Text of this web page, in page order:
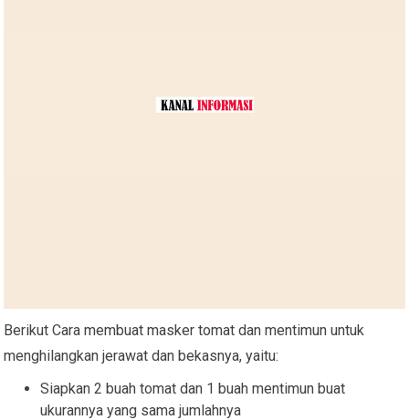
Berikut Cara membuat masker tomat dan mentimun untuk
menghilangkan jerawat dan bekasnya, yaitu:
Siapkan 2 buah tomat dan 1 buah mentimun buat
ukurannya yang sama jumlahnya